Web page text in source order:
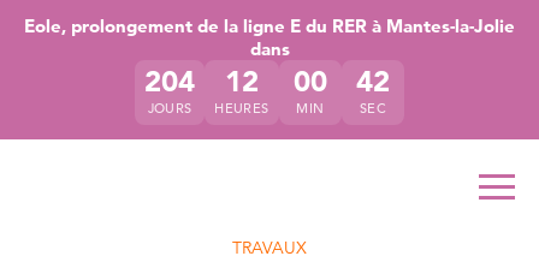
Accéder directement au contenu de la page
Accéder à la navigation principale
Accéder à la recherche
Eole, prolongement de la ligne E du RER à Mantes-la-Jolie
dans
204
JOURS
12
HEURES
00
MIN
42
SEC
TRAVAUX